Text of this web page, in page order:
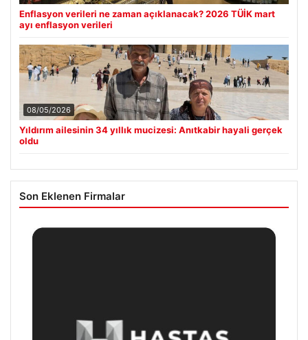
Enflasyon verileri ne zaman açıklanacak? 2026 TÜİK mart
ayı enflasyon verileri
08/05/2026
Yıldırım ailesinin 34 yıllık mucizesi: Anıtkabir hayali gerçek
oldu
Son Eklenen Firmalar